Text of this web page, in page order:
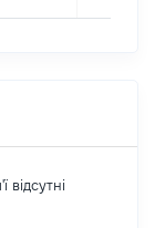
відсутні